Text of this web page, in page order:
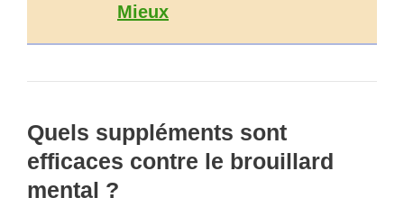
Mieux
Quels suppléments sont
efficaces contre le brouillard
mental ?